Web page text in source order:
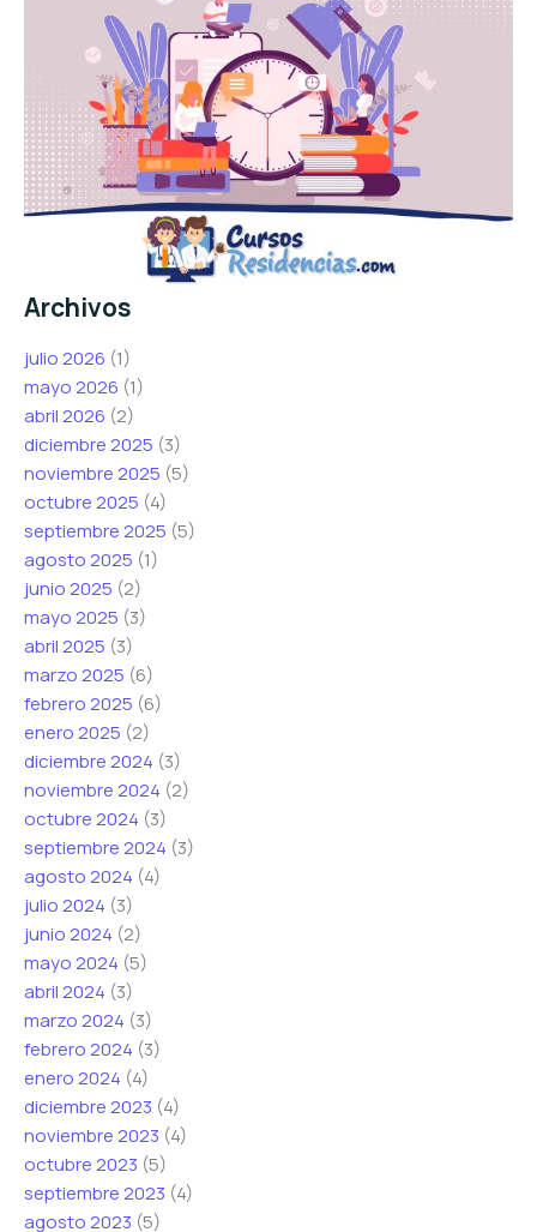
Archivos
julio 2026 (1)
mayo 2026 (1)
abril 2026 (2)
diciembre 2025 (3)
noviembre 2025 (5)
octubre 2025 (4)
septiembre 2025 (5)
agosto 2025 (1)
junio 2025 (2)
mayo 2025 (3)
abril 2025 (3)
marzo 2025 (6)
febrero 2025 (6)
enero 2025 (2)
diciembre 2024 (3)
noviembre 2024 (2)
octubre 2024 (3)
septiembre 2024 (3)
agosto 2024 (4)
julio 2024 (3)
junio 2024 (2)
mayo 2024 (5)
abril 2024 (3)
marzo 2024 (3)
febrero 2024 (3)
enero 2024 (4)
diciembre 2023 (4)
noviembre 2023 (4)
octubre 2023 (5)
septiembre 2023 (4)
agosto 2023 (5)